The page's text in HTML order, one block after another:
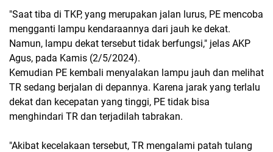
"Saat tiba di TKP, yang merupakan jalan lurus, PE mencoba
mengganti lampu kendaraannya dari jauh ke dekat.
Namun, lampu dekat tersebut tidak berfungsi," jelas AKP
Agus, pada Kamis (2/5/2024).
Kemudian PE kembali menyalakan lampu jauh dan melihat
TR sedang berjalan di depannya. Karena jarak yang terlalu
dekat dan kecepatan yang tinggi, PE tidak bisa
menghindari TR dan terjadilah tabrakan.
"Akibat kecelakaan tersebut, TR mengalami patah tulang